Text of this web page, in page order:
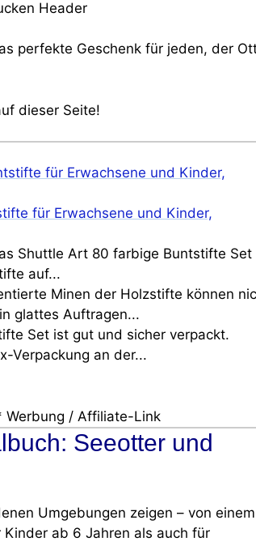
perfekte Geschenk für jeden, der
dieser Seite!
für Erwachsene und Kinder,
Shuttle Art 80 farbige Buntstifte Set
auf...
Minen der Holzstifte können
glattes Auftragen...
Set ist gut und sicher verpackt.
Verpackung an der...
/ Affiliate-Link
Seeotter und
Umgebungen zeigen – von einem
ab 6 Jahren als auch für